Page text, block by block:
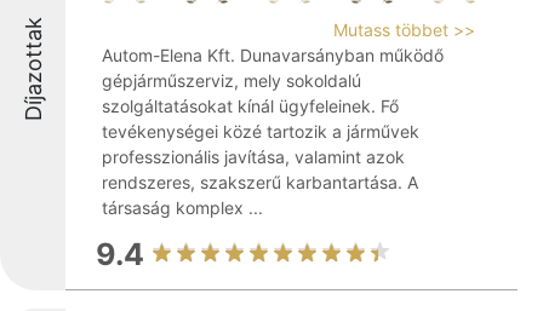
Díjazottak
Mutass többet >>
Autom-Elena Kft. Dunavarsányban működő
gépjárműszerviz, mely sokoldalú
szolgáltatásokat kínál ügyfeleinek. Fő
tevékenységei közé tartozik a járművek
professzionális javítása, valamint azok
rendszeres, szakszerű karbantartása. A
társaság komplex ...
9.4